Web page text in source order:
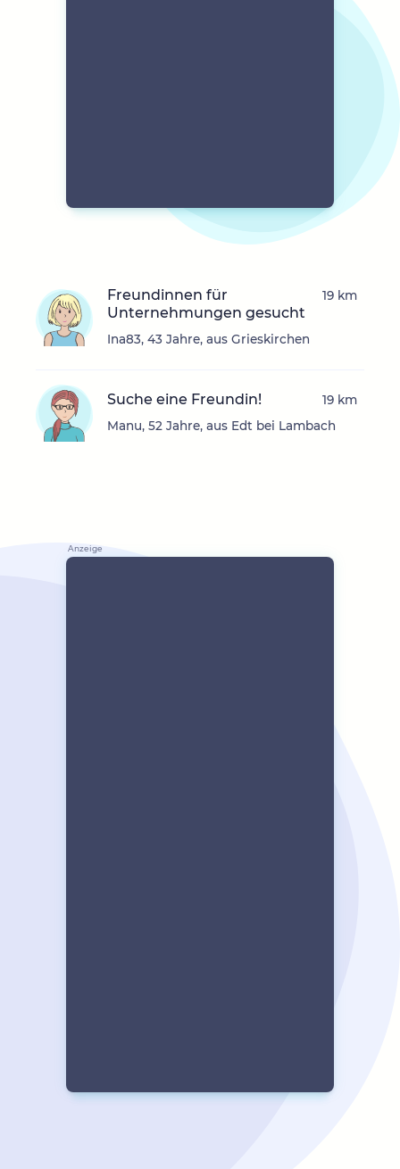
Freundinnen für
Unternehmungen gesucht
Ina83, 43 Jahre, aus Grieskirchen
19 km
Suche eine Freundin!
Manu, 52 Jahre, aus Edt bei Lambach
19 km